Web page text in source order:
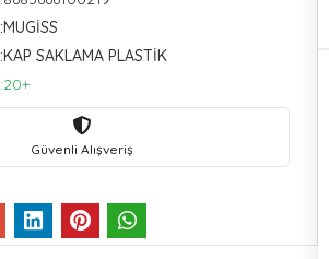
:MUGİSS
:KAP SAKLAMA PLASTİK
:20+
Güvenli Alışveriş